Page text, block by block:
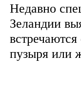
Недавно
Зеландии
пузыря или